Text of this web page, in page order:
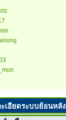
เอียดระบบย้อนหลัง